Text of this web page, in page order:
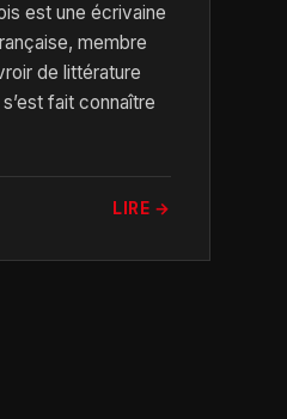
est une écrivaine
membre
de littérature
fait connaître
LIRE →